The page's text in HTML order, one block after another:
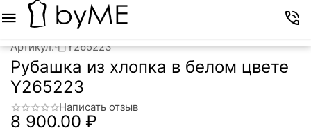
Артикул: Y265223
Рубашка из хлопка в белом цвете
Y265223
Написать отзыв
8 900.00 ₽
Меню Корзина Контакты